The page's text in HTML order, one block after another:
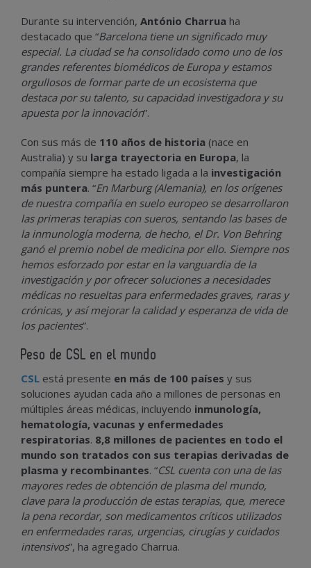
Durante su intervención, António Charrua ha
destacado que “Barcelona tiene un significado muy
especial. La ciudad se ha consolidado como uno de los
grandes referentes biomédicos de Europa y estamos
orgullosos de formar parte de un ecosistema que
destaca por su talento, su capacidad investigadora y su
apuesta por la innovación”.
Con sus más de 110 años de historia (nace en
Australia) y su larga trayectoria en Europa, la
compañía siempre ha estado ligada a la investigación
más puntera. “En Marburg (Alemania), en los orígenes
de nuestra compañía en suelo europeo se desarrollaron
las primeras terapias con sueros, sentando las bases de
la inmunología moderna, de hecho, el Dr. Von Behring
ganó el premio nobel de medicina por ello. Siempre nos
hemos esforzado por estar en la vanguardia de la
investigación y por ofrecer soluciones a necesidades
médicas no resueltas para enfermedades graves, raras y
crónicas, y así mejorar la calidad y esperanza de vida de
los pacientes”.
Peso de CSL en el mundo
CSL está presente en más de 100 países y sus
soluciones ayudan cada año a millones de personas en
múltiples áreas médicas, incluyendo inmunología,
hematología, vacunas y enfermedades
respiratorias. 8,8 millones de pacientes en todo el
mundo son tratados con sus terapias derivadas de
plasma y recombinantes. “CSL cuenta con una de las
mayores redes de obtención de plasma del mundo,
clave para la producción de estas terapias, que, merece
la pena recordar, son medicamentos críticos utilizados
en enfermedades raras, urgencias, cirugías y cuidados
intensivos”, ha agregado Charrua.